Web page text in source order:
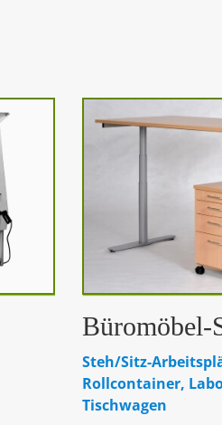
Büromöbel-
Steh/Sitz-
Rollcontainer,
Tischwagen